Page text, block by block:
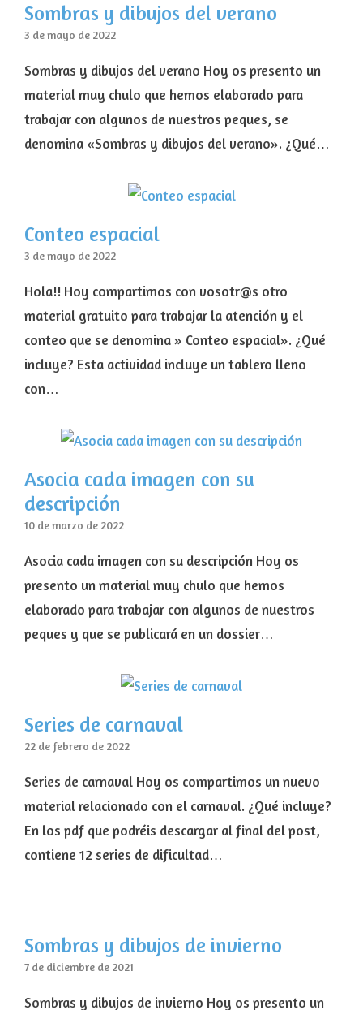
Sombras y dibujos del verano
3 de mayo de 2022
Sombras y dibujos del verano Hoy os presento un
material muy chulo que hemos elaborado para
trabajar con algunos de nuestros peques, se
denomina «Sombras y dibujos del verano». ¿Qué…
Conteo espacial
3 de mayo de 2022
Hola!! Hoy compartimos con vosotr@s otro
material gratuito para trabajar la atención y el
conteo que se denomina » Conteo espacial». ¿Qué
incluye? Esta actividad incluye un tablero lleno
con…
Asocia cada imagen con su
descripción
10 de marzo de 2022
Asocia cada imagen con su descripción Hoy os
presento un material muy chulo que hemos
elaborado para trabajar con algunos de nuestros
peques y que se publicará en un dossier…
Series de carnaval
22 de febrero de 2022
Series de carnaval Hoy os compartimos un nuevo
material relacionado con el carnaval. ¿Qué incluye?
En los pdf que podréis descargar al final del post,
contiene 12 series de dificultad…
Sombras y dibujos de invierno
7 de diciembre de 2021
Sombras y dibujos de invierno Hoy os presento un